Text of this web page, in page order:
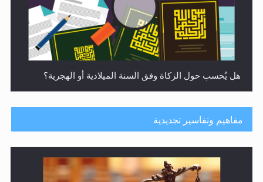
هل يُحسب حول الزكاة وفق السنة الميلادية أو الهجرية؟
مفاهيم وتفاسير تجديدية